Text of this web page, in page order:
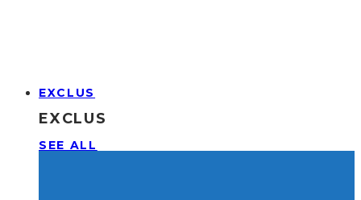
EXCLUS
EXCLUS
SEE ALL